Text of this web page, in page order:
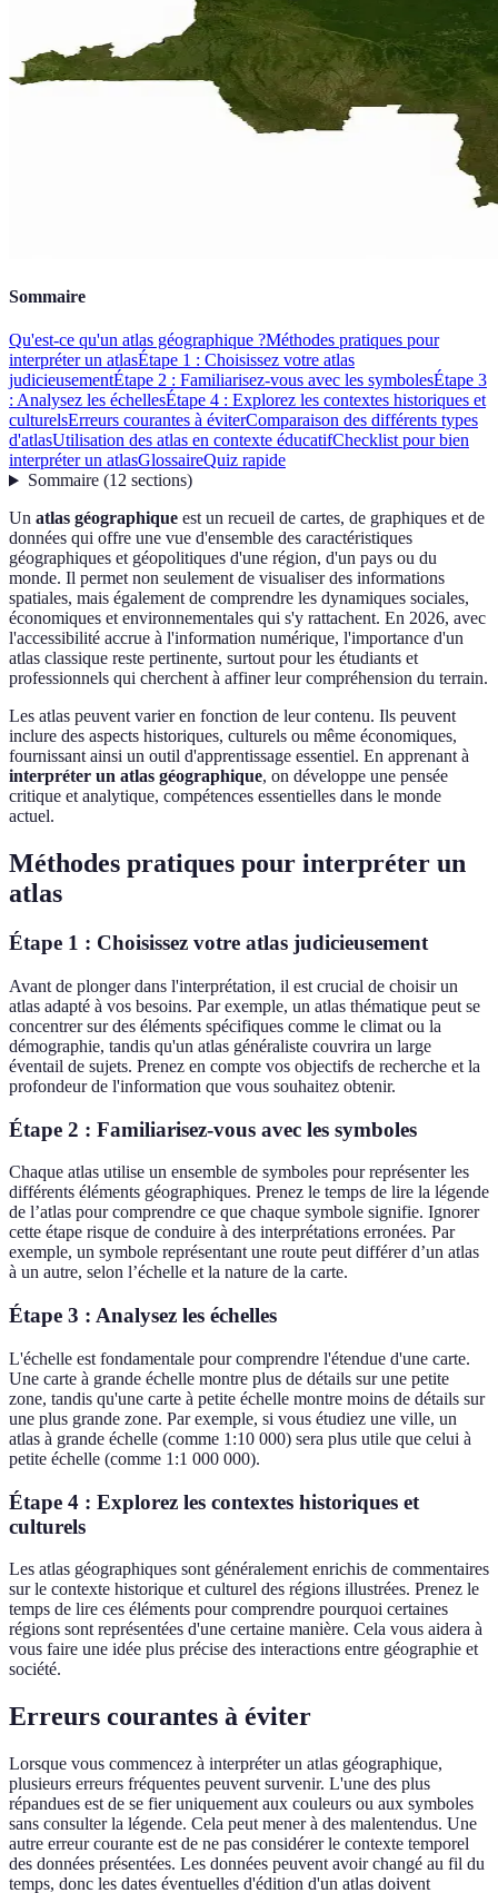
Sommaire
Qu'est-ce qu'un atlas géographique ?Méthodes pratiques pour
interpréter un atlasÉtape 1 : Choisissez votre atlas
judicieusementÉtape 2 : Familiarisez-vous avec les symbolesÉtape 3
: Analysez les échellesÉtape 4 : Explorez les contextes historiques et
culturelsErreurs courantes à éviterComparaison des différents types
d'atlasUtilisation des atlas en contexte éducatifChecklist pour bien
interpréter un atlasGlossaireQuiz rapide
Sommaire(12 sections)
Un atlas géographique est un recueil de cartes, de graphiques et de
données qui offre une vue d'ensemble des caractéristiques
géographiques et géopolitiques d'une région, d'un pays ou du
monde. Il permet non seulement de visualiser des informations
spatiales, mais également de comprendre les dynamiques sociales,
économiques et environnementales qui s'y rattachent. En 2026, avec
l'accessibilité accrue à l'information numérique, l'importance d'un
atlas classique reste pertinente, surtout pour les étudiants et
professionnels qui cherchent à affiner leur compréhension du terrain.
Les atlas peuvent varier en fonction de leur contenu. Ils peuvent
inclure des aspects historiques, culturels ou même économiques,
fournissant ainsi un outil d'apprentissage essentiel. En apprenant à
interpréter un atlas géographique, on développe une pensée
critique et analytique, compétences essentielles dans le monde
actuel.
Méthodes pratiques pour interpréter un
atlas
Étape 1 : Choisissez votre atlas judicieusement
Avant de plonger dans l'interprétation, il est crucial de choisir un
atlas adapté à vos besoins. Par exemple, un atlas thématique peut se
concentrer sur des éléments spécifiques comme le climat ou la
démographie, tandis qu'un atlas généraliste couvrira un large
éventail de sujets. Prenez en compte vos objectifs de recherche et la
profondeur de l'information que vous souhaitez obtenir.
Étape 2 : Familiarisez-vous avec les symboles
Chaque atlas utilise un ensemble de symboles pour représenter les
différents éléments géographiques. Prenez le temps de lire la légende
de l’atlas pour comprendre ce que chaque symbole signifie. Ignorer
cette étape risque de conduire à des interprétations erronées. Par
exemple, un symbole représentant une route peut différer d’un atlas
à un autre, selon l’échelle et la nature de la carte.
Étape 3 : Analysez les échelles
L'échelle est fondamentale pour comprendre l'étendue d'une carte.
Une carte à grande échelle montre plus de détails sur une petite
zone, tandis qu'une carte à petite échelle montre moins de détails sur
une plus grande zone. Par exemple, si vous étudiez une ville, un
atlas à grande échelle (comme 1:10 000) sera plus utile que celui à
petite échelle (comme 1:1 000 000).
Étape 4 : Explorez les contextes historiques et
culturels
Les atlas géographiques sont généralement enrichis de commentaires
sur le contexte historique et culturel des régions illustrées. Prenez le
temps de lire ces éléments pour comprendre pourquoi certaines
régions sont représentées d'une certaine manière. Cela vous aidera à
vous faire une idée plus précise des interactions entre géographie et
société.
Erreurs courantes à éviter
Lorsque vous commencez à interpréter un atlas géographique,
plusieurs erreurs fréquentes peuvent survenir. L'une des plus
répandues est de se fier uniquement aux couleurs ou aux symboles
sans consulter la légende. Cela peut mener à des malentendus. Une
autre erreur courante est de ne pas considérer le contexte temporel
des données présentées. Les données peuvent avoir changé au fil du
temps, donc les dates éventuelles d'édition d'un atlas doivent